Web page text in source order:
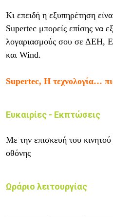
Κι επειδή η εξυπηρέτηση
Supertec μπορείς επίσης να
λογαριασμούς σου σε ΔΕΗ,
και Wind.
Supertec, Η τεχνολογία…
Ευκαιρίες - Εκπτώσεις
Με την επισκευή του
οθόνης
Ωράριο λειτουργίας